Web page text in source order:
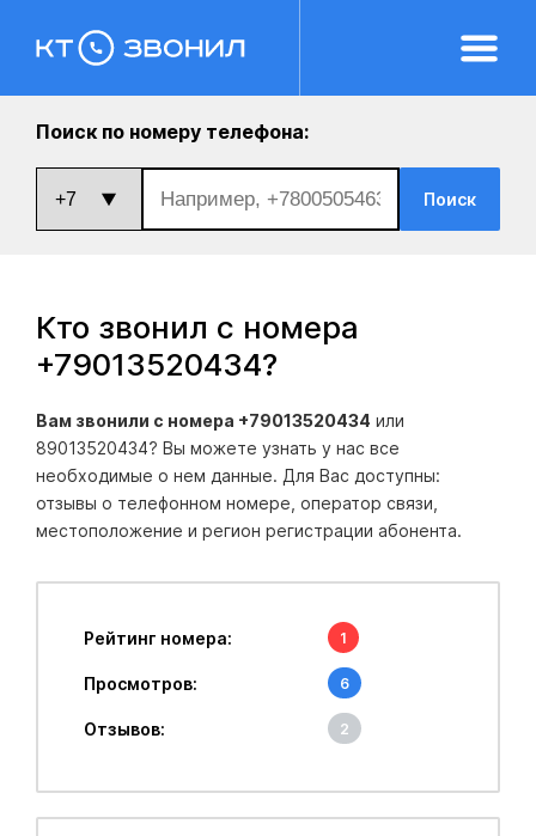
Поиск по номеру телефона:
Поиск
Кто звонил с номера
+79013520434?
Вам звонили с номера +79013520434 или
89013520434? Вы можете узнать у нас все
необходимые о нем данные. Для Вас доступны:
отзывы о телефонном номере, оператор связи,
местоположение и регион регистрации абонента.
Рейтинг номера: 1
Просмотров: 6
Отзывов: 2